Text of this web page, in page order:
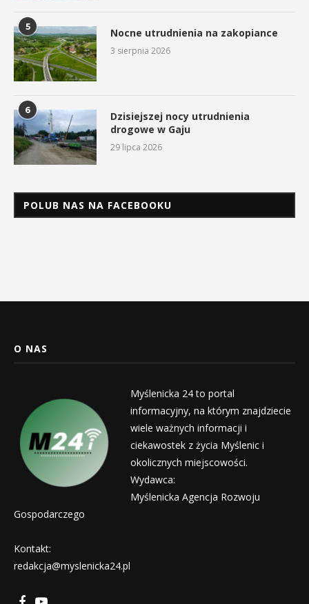
5 Nocne utrudnienia na zakopiance
3 sierpnia 2026
6
Dzisiejszej nocy utrudnienia
drogowe w Gaju
29 lipca 2026
POLUB NAS NA FACEBOOKU
O NAS
Myślenicka 24 to portal
informacyjny, na którym znajdziecie
wiele ważnych informacji i
ciekawostek z życia Myślenic i
okolicznych miejscowości.
Wydawca:
Myślenicka Agencja Rozwoju
Gospodarczego
Kontakt:
redakcja@myslenicka24.pl